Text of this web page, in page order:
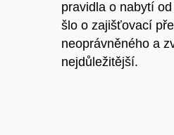
pravidla o nabytí
šlo o zajišťovací
neoprávněného a
nejdůležitější.